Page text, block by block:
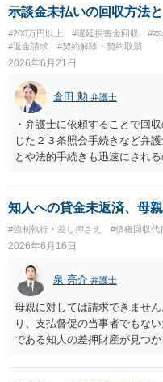
示談金未払いの回収方法
#200万円以上 #遅延損害金回収 #本
#返金請求
#契約解除・契約取消
2026年6月21日
倉田 勲 弁護士
・弁護士に依頼することで回
じた２３条照会手続きなど弁
とや法的手続きも迅速にされ
があるのか →裁判や強制執行
でも進めることは可能です。
なのか →一般的には裁判手続
情報取得手続き等があります
か →強制執行手続きを利用し
んので、法的手続きでは回収
なるリスクはどの程度あるの
す。少なくとも弁護士に依頼
多いので、相手から回収でき
相手の資力や勤務先も不明の
知人への貸金未返済、母
#強制執行・差し押さえ #債権回収代
2026年6月16日
泉 亮介 弁護士
母親に対しては請求できませ
り、支払督促の当事者でもな
である知人の差押財産が見つ